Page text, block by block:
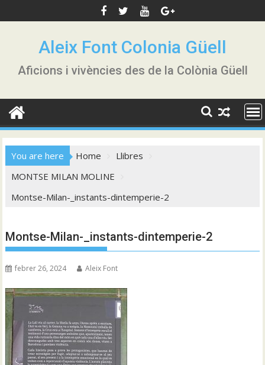
to
Aleix Font Colonia Güell
Aficions i vivències des de la Colònia Güell
You are here Home
Llibres
MONTSE MILAN MOLINE
Montse-Milan-_instants-dintemperie-2
Montse-Milan-_instants-dintemperie-2
febrer 26, 2024 Aleix Font